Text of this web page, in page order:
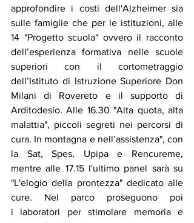
approfondire i costi dell'Alzheimer sia
sulle famiglie che per le istituzioni, alle
14 "Progetto scuola" ovvero il racconto
dell’esperienza formativa nelle scuole
superiori con il cortometraggio
dell’Istituto di Istruzione Superiore Don
Milani di Rovereto e il supporto di
Arditodesio. Alle 16.30 "Alta quota, alta
malattia", piccoli segreti nei percorsi di
cura. In montagna e nell’assistenza", con
la Sat, Spes, Upipa e Rencureme,
mentre alle 17.15 l'ultimo panel sarà su
"L'elogio della prontezza" dedicato alle
cure. Nel parco proseguono poi
i laboratori per stimolare memoria e